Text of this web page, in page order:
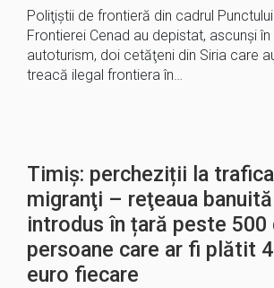
Poliţiştii de frontieră din cadrul
Frontierei Cenad au depistat, ascunşi
autoturism, doi cetăţeni din Siria care
treacă ilegal frontiera în…
Timiș: percheziții la
migranţi – reţeaua
introdus în țară peste 500
persoane care ar fi plătit
euro fiecare